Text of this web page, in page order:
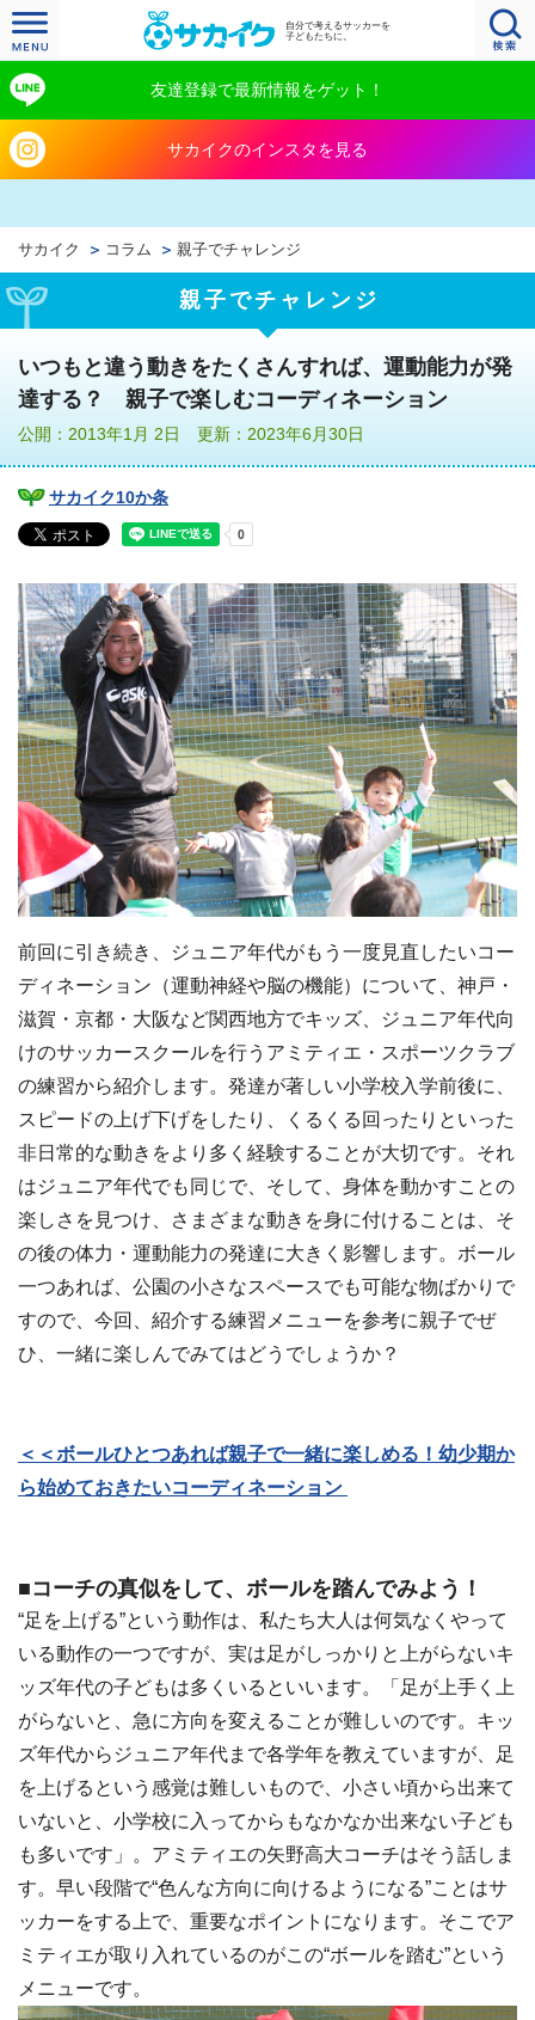
自分で考えるサッカーを
子どもたちに。
友達登録で最新情報をゲット！
サカイクのインスタを見る
サカイク コラム 親子でチャレンジ
親子でチャレンジ
いつもと違う動きをたくさんすれば、運動能力が発
達する？ 親子で楽しむコーディネーション
公開：2013年1月 2日 更新：2023年6月30日
サカイク10か条
前回に引き続き、ジュニア年代がもう一度見直したいコー
ディネーション（運動神経や脳の機能）について、神戸・
滋賀・京都・大阪など関西地方でキッズ、ジュニア年代向
けのサッカースクールを行うアミティエ・スポーツクラブ
の練習から紹介します。発達が著しい小学校入学前後に、
スピードの上げ下げをしたり、くるくる回ったりといった
非日常的な動きをより多く経験することが大切です。それ
はジュニア年代でも同じで、そして、身体を動かすことの
楽しさを見つけ、さまざまな動きを身に付けることは、そ
の後の体力・運動能力の発達に大きく影響します。ボール
一つあれば、公園の小さなスペースでも可能な物ばかりで
すので、今回、紹介する練習メニューを参考に親子でぜ
ひ、一緒に楽しんでみてはどうでしょうか？
＜＜ボールひとつあれば親子で一緒に楽しめる！幼少期か
ら始めておきたいコーディネーション
■コーチの真似をして、ボールを踏んでみよう！
“足を上げる”という動作は、私たち大人は何気なくやって
いる動作の一つですが、実は足がしっかりと上がらないキ
ッズ年代の子どもは多くいるといいます。「足が上手く上
がらないと、急に方向を変えることが難しいのです。キッ
ズ年代からジュニア年代まで各学年を教えていますが、足
を上げるという感覚は難しいもので、小さい頃から出来て
いないと、小学校に入ってからもなかなか出来ない子ども
も多いです」。アミティエの矢野高大コーチはそう話しま
す。早い段階で“色んな方向に向けるようになる”ことはサ
ッカーをする上で、重要なポイントになります。そこでア
ミティエが取り入れているのがこの“ボールを踏む”という
メニューです。